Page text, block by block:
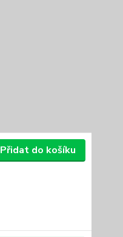
Přidat do košíku